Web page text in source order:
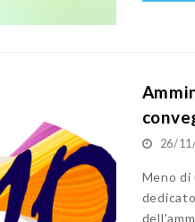
26/
Meno di